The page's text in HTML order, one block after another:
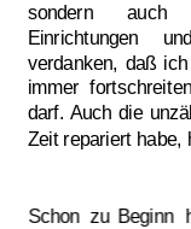
sondern
auch
Einrichtungen und
verdanken, daß ich
immer
darf. Auch die
Zeit repariert habe,
Schon zu Beginn